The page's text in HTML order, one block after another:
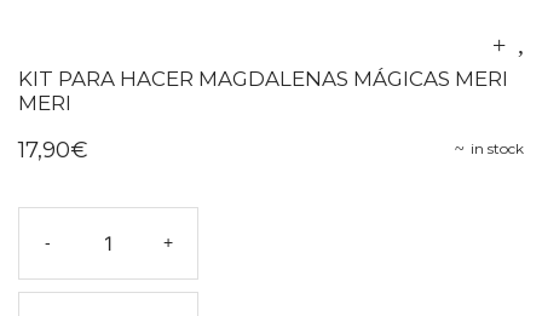
KIT PARA HACER MAGDALENAS MÁGICAS MERI
MERI
in stock
17,90€
-
para
hacer
+